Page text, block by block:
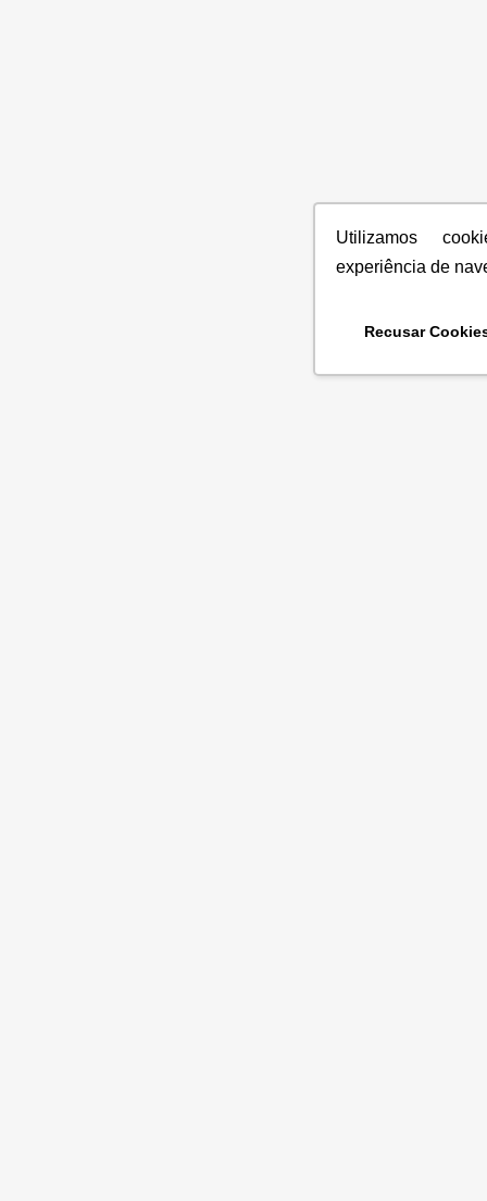
Utilizamos
experiência de
Recusar